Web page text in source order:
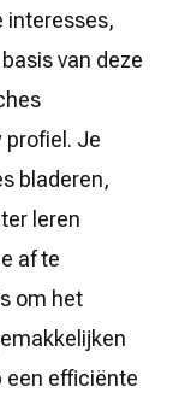
interesses,
van deze
profiel. Je
bladeren,
leren
af te
om het
een efficiënte